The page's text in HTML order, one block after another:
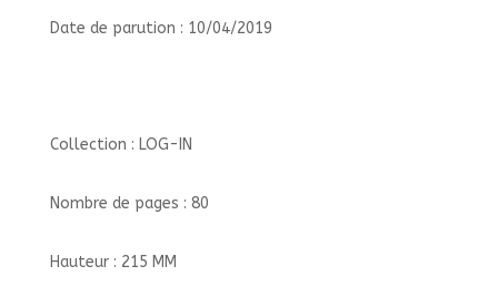
Date de parution : 10/04/2019
Collection : LOG-IN
Nombre de pages : 80
Hauteur : 215 MM